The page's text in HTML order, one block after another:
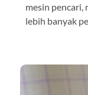
mesin pencari,
lebih banyak